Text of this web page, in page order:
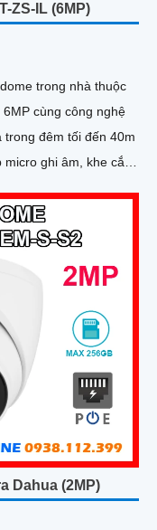
ZS-IL (6MP)
trong nhà thuộc
cùng công nghệ
đêm tối đến 40m
an ninh hỗ trợ PoE
Dahua (2MP)